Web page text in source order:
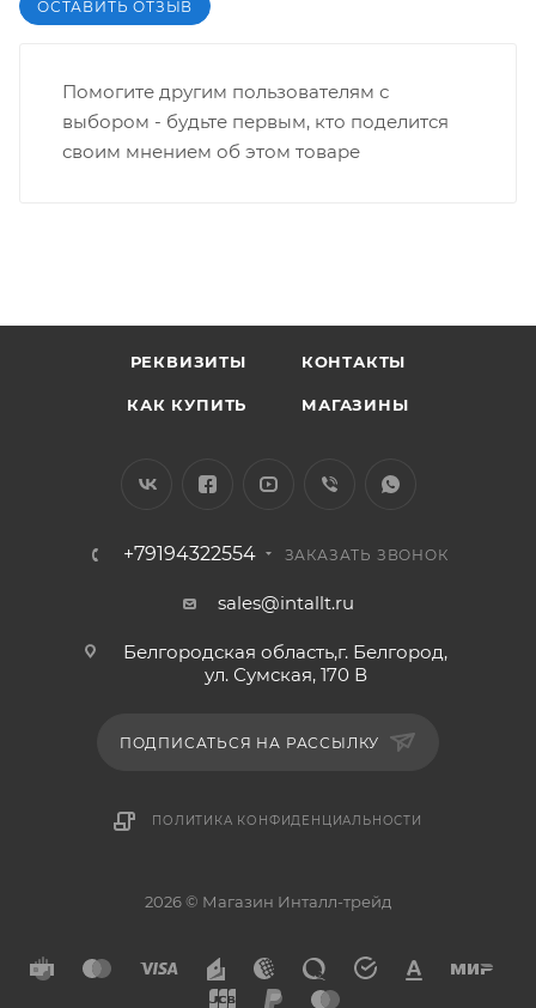
ОСТАВИТЬ ОТЗЫВ
Помогите другим пользователям с
выбором - будьте первым, кто поделится
своим мнением об этом товаре
РЕКВИЗИТЫ КОНТАКТЫ
КАК КУПИТЬ МАГАЗИНЫ
+79194322554 ЗАКАЗАТЬ ЗВОНОК
sales@intallt.ru
Белгородская область,г. Белгород,
ул. Сумская, 170 В
ПОДПИСАТЬСЯ НА РАССЫЛКУ
ПОЛИТИКА КОНФИДЕНЦИАЛЬНОСТИ
2026 © Магазин Инталл-трейд